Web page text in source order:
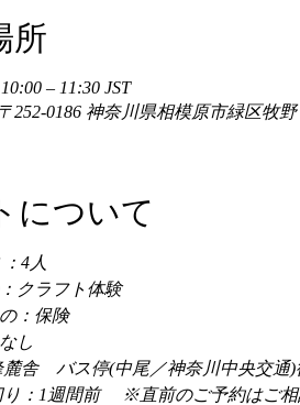
所
– 11:30 JST
252-0186 神奈川県相模原市緑区牧
について
4人
クラフト体験
：保険
し
舎　バス停(中尾／神奈川中央交通)
：1週間前 　※直前のご予約はご